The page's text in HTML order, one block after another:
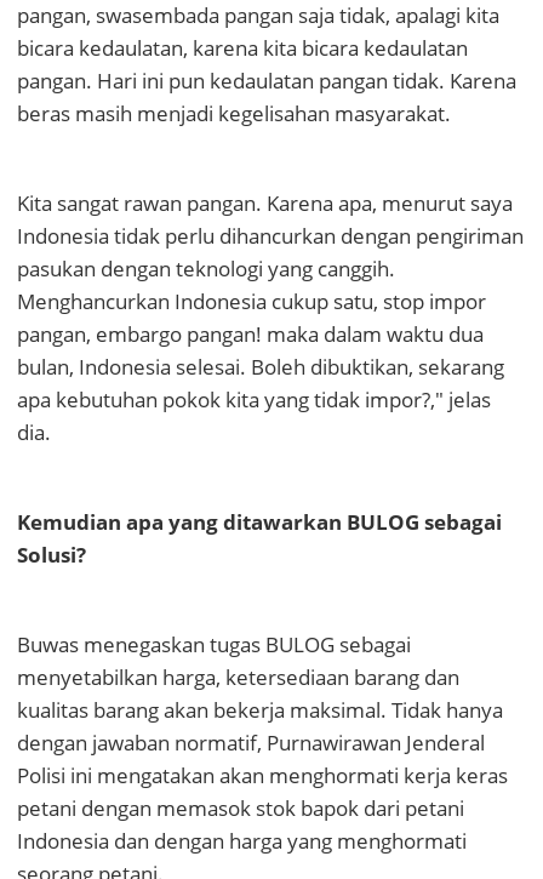
pangan, swasembada pangan saja tidak, apalagi kita
bicara kedaulatan, karena kita bicara kedaulatan
pangan. Hari ini pun kedaulatan pangan tidak. Karena
beras masih menjadi kegelisahan masyarakat.
Kita sangat rawan pangan. Karena apa, menurut saya
Indonesia tidak perlu dihancurkan dengan pengiriman
pasukan dengan teknologi yang canggih.
Menghancurkan Indonesia cukup satu, stop impor
pangan, embargo pangan! maka dalam waktu dua
bulan, Indonesia selesai. Boleh dibuktikan, sekarang
apa kebutuhan pokok kita yang tidak impor?," jelas
dia.
Kemudian apa yang ditawarkan BULOG sebagai
Solusi?
Buwas menegaskan tugas BULOG sebagai
menyetabilkan harga, ketersediaan barang dan
kualitas barang akan bekerja maksimal. Tidak hanya
dengan jawaban normatif, Purnawirawan Jenderal
Polisi ini mengatakan akan menghormati kerja keras
petani dengan memasok stok bapok dari petani
Indonesia dan dengan harga yang menghormati